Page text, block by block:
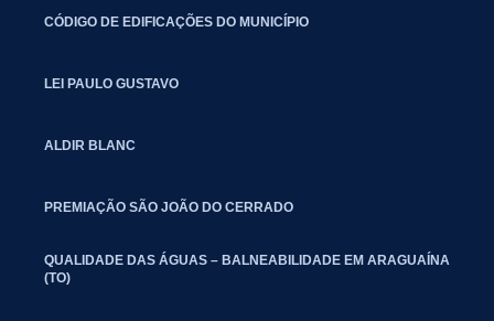
CÓDIGO DE EDIFICAÇÕES DO MUNICÍPIO
LEI PAULO GUSTAVO
ALDIR BLANC
PREMIAÇÃO SÃO JOÃO DO CERRADO
QUALIDADE DAS ÁGUAS – BALNEABILIDADE EM ARAGUAÍNA
(TO)